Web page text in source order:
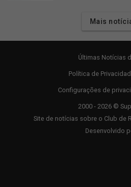
Mais
Últimas Notícias
Política de
Configurações de
2000 - 2026 ©
Site de notícias sobre o Club de
Desenvolvido